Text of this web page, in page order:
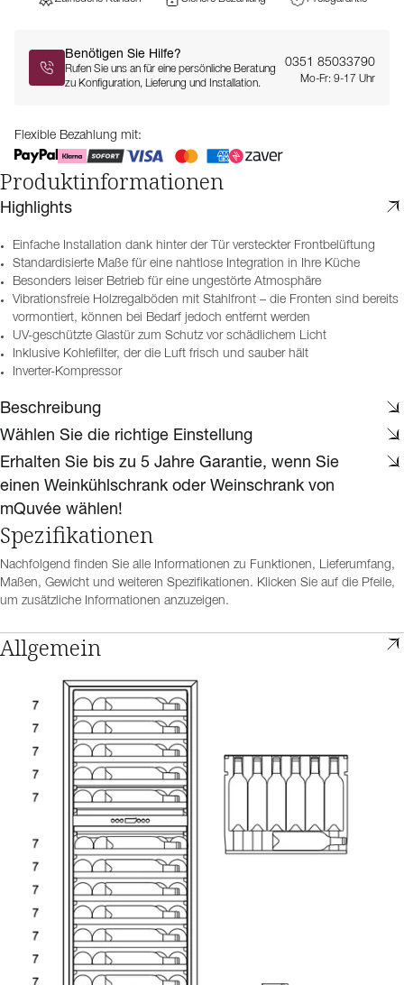
Benötigen Sie Hilfe?
Rufen Sie uns an für eine persönliche Beratung
zu Konfiguration, Lieferung und Installation.
0351 85033790
Mo-Fr: 9-17 Uhr
Flexible Bezahlung mit:
Produktinformationen
Highlights
Einfache Installation dank hinter der Tür versteckter Frontbelüftung
Standardisierte Maße für eine nahtlose Integration in Ihre Küche
Besonders leiser Betrieb für eine ungestörte Atmosphäre
Vibrationsfreie Holzregalböden mit Stahlfront – die Fronten sind bereits
vormontiert, können bei Bedarf jedoch entfernt werden
UV-geschützte Glastür zum Schutz vor schädlichem Licht
Inklusive Kohlefilter, der die Luft frisch und sauber hält
Inverter-Kompressor
Beschreibung
Wählen Sie die richtige Einstellung
Erhalten Sie bis zu 5 Jahre Garantie, wenn Sie
einen Weinkühlschrank oder Weinschrank von
mQuvée wählen!
Spezifikationen
Nachfolgend finden Sie alle Informationen zu Funktionen, Lieferumfang,
Maßen, Gewicht und weiteren Spezifikationen. Klicken Sie auf die Pfeile,
um zusätzliche Informationen anzuzeigen.
Allgemein